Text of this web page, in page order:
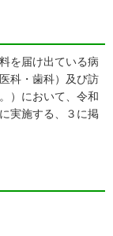
を届け出ている病
科・歯科）及び訪
）において、令和
実施する、３に掲